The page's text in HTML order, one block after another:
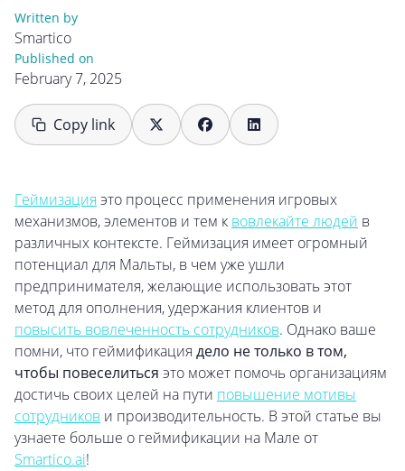
Written by
Smartico
Published on
February 7, 2025
Copy link
Геймизация это процесс применения игровых
механизмов, элементов и тем к вовлекайте людей в
различных контексте. Геймизация имеет огромный
потенциал для Мальты, в чем уже ушли
предпринимателя, желающие использовать этот
метод для ополнения, удержания клиентов и
повысить вовлеченность сотрудников. Однако ваше
помни, что геймификация дело не только в том,
чтобы повеселиться это может помочь организациям
достичь своих целей на пути повышение мотивы
сотрудников и производительность. В этой статье вы
узнаете больше о геймификации на Мале от
Smartico.ai!